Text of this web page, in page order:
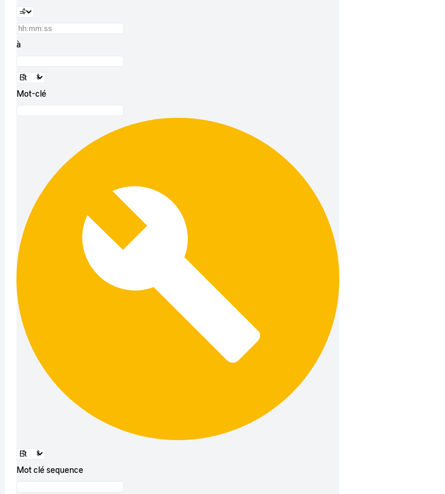
à
Mot-clé
Mot clé sequence